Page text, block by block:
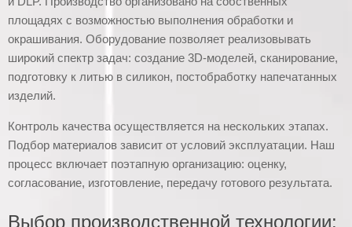
площадях с возможностью выполнения обработки и
окрашивания. Оборудование позволяет реализовывать
широкий спектр задач: создание 3D-моделей, сканирование,
подготовку к литью в силикон, постобработку напечатанных
изделий.
Контроль качества осуществляется на нескольких этапах.
Подбор материалов зависит от условий эксплуатации. Наш
процесс включает поэтапную организацию: оценку,
согласование, изготовление, передачу готового результата.
Выбор производственной технологии: